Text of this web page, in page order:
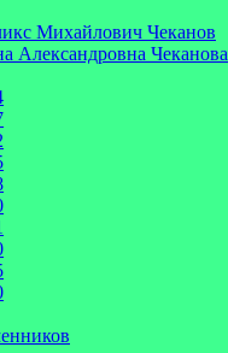
Михайлович Чеканов
Александровна Чеканова